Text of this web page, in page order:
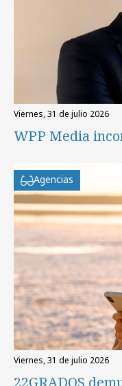
viernes, 31 de julio 2026
WPP Media
Agencias
viernes, 31 de julio 2026